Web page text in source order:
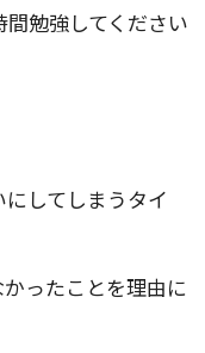
勉強してください
してしまうタイ
ったことを理由に